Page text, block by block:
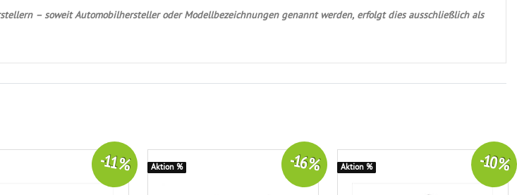
– soweit Automobilhersteller oder Modellbezeichnungen genannt werden, erfolgt dies ausschließlich als
-11 % -16 %
Aktion % -10 %
Aktion %